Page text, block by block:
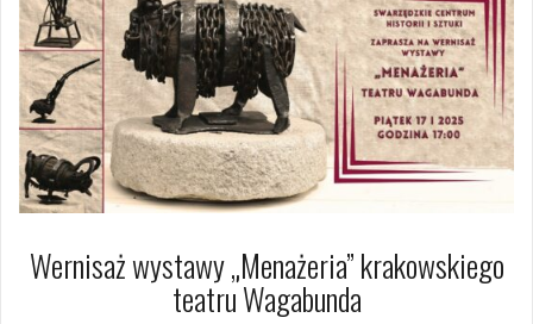
Wernisaż wystawy „Menażeria” krakowskiego
teatru Wagabunda